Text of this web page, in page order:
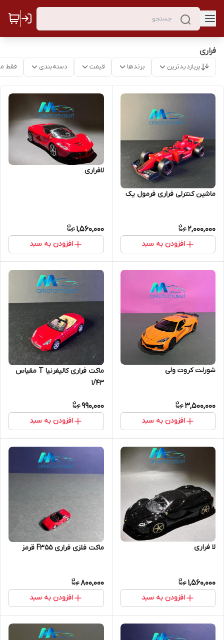
فراری
پربازدیدترین برندها قیمت دسته‌بندی فقط
ماشین کنترلی فراری فرمول یک
2,000,000
افزودن به سبد
لافراری
1,560,000
افزودن به سبد
شورلت کروت ولی
3,500,000
افزودن به سبد
ماکت فراری کالیفرنیا T مقیاس
۱/۴۳
990,000
افزودن به سبد
لا فراری
1,560,000
افزودن به سبد
ماکت فلزی فراری F355 قرمز
800,000
افزودن به سبد